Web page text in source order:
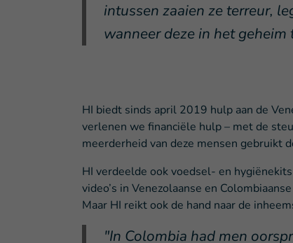
intussen zaaien ze terreur,
wanneer deze in het geheim
HI biedt sinds april 2019 hulp aan de
verlenen we financiële hulp – met de
meerderheid van deze mensen gebruikt
HI verdeelde ook voedsel- en
video’s in Venezolaanse en
Maar HI reikt ook de hand naar de
"In Colombia had men